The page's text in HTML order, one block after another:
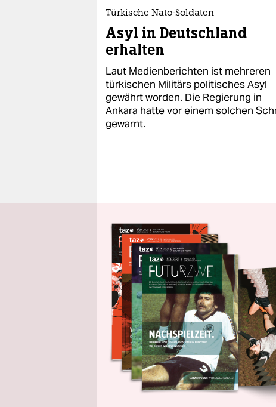
Türkische Nato-Soldaten
Asyl in Deutschland
erhalten
Laut Medienberichten ist mehreren
türkischen Militärs politisches Asyl
gewährt worden. Die Regierung in
Ankara hatte vor einem solchen
gewarnt.